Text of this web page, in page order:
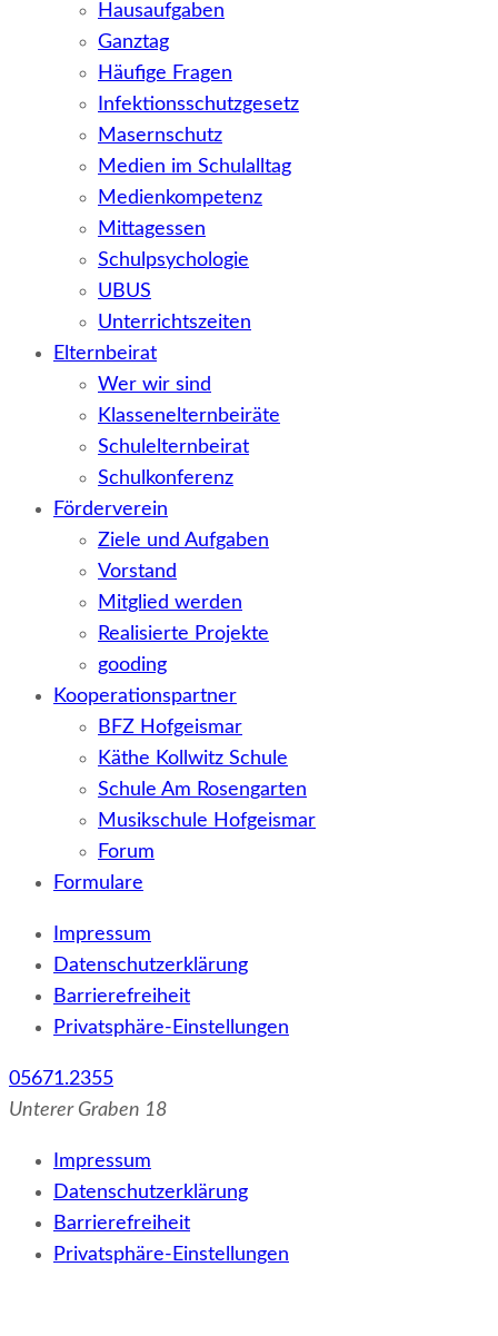
Hausaufgaben
Ganztag
Häufige Fragen
Infektionsschutzgesetz
Masernschutz
Medien im Schulalltag
Medienkompetenz
Mittagessen
Schulpsychologie
UBUS
Unterrichtszeiten
Elternbeirat
Wer wir sind
Klassenelternbeiräte
Schulelternbeirat
Schulkonferenz
Förderverein
Ziele und Aufgaben
Vorstand
Mitglied werden
Realisierte Projekte
gooding
Kooperationspartner
BFZ Hofgeismar
Käthe Kollwitz Schule
Schule Am Rosengarten
Musikschule Hofgeismar
Forum
Formulare
Impressum
Datenschutzerklärung
Barrierefreiheit
Privatsphäre-Einstellungen
05671.2355
Unterer Graben 18
Impressum
Datenschutzerklärung
Barrierefreiheit
Privatsphäre-Einstellungen